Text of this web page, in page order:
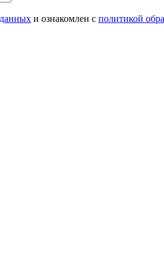
и ознакомлен с политикой